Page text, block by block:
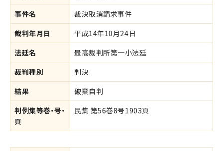
事件名
裁決取消請求事件
裁判年月日
平成14年10月24日
法廷名
最高裁判所第一小法廷
裁判種別
判決
結果
破棄自判
判例集等巻・号・
頁
民集 第56巻8号1903頁